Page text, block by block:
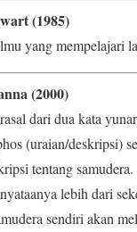
(1985)
yang mempelajari
(2000)
dari dua kata
(uraian/deskripsi)
tentang
lebih dari
sendiri akan